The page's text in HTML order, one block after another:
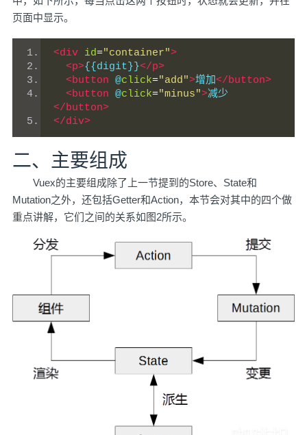
页面中显示。
<div id="container">
<p>{{digit}}</p>
<button @click="add">增加</button>
<button @click="minus">减少
</button>
</div>
二、主要组成
Vuex的主要组成除了上一节提到的Store、State和
Mutation之外，还包括Getter和Action，本节会对其中的四个做
重点讲解，它们之间的关系如图2所示。